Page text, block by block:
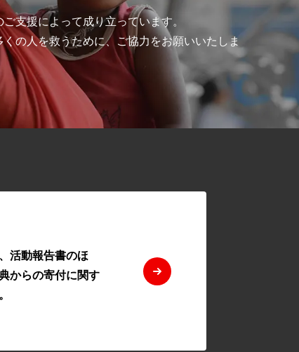
支援によって成り立っています。
の人を救うために、ご協力をお願いいたしま
活動報告書のほ
からの寄付に関す